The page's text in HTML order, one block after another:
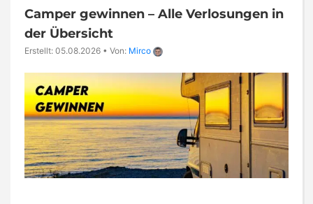
Camper gewinnen – Alle Verlosungen in
der Übersicht
Erstellt: 05.08.2026 • Von: Mirco